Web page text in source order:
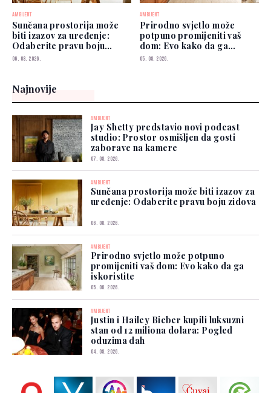
AMBIJENT
Sunčana prostorija može
biti izazov za uređenje:
Odaberite pravu boju
zidova
06. 08. 2026.
AMBIJENT
Prirodno svjetlo može
potpuno promijeniti vaš
dom: Evo kako da ga
iskoristite
05. 08. 2026.
Najnovije
AMBIJENT
Jay Shetty predstavio novi podcast
studio: Prostor osmišljen da gosti
zaborave na kamere
07. 08. 2026.
AMBIJENT
Sunčana prostorija može biti izazov za
uređenje: Odaberite pravu boju zidova
06. 08. 2026.
AMBIJENT
Prirodno svjetlo može potpuno
promijeniti vaš dom: Evo kako da ga
iskoristite
05. 08. 2026.
AMBIJENT
Justin i Hailey Bieber kupili luksuzni
stan od 12 miliona dolara: Pogled
oduzima dah
04. 08. 2026.